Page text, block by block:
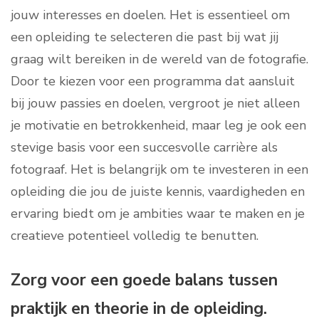
jouw interesses en doelen. Het is essentieel om
een opleiding te selecteren die past bij wat jij
graag wilt bereiken in de wereld van de fotografie.
Door te kiezen voor een programma dat aansluit
bij jouw passies en doelen, vergroot je niet alleen
je motivatie en betrokkenheid, maar leg je ook een
stevige basis voor een succesvolle carrière als
fotograaf. Het is belangrijk om te investeren in een
opleiding die jou de juiste kennis, vaardigheden en
ervaring biedt om je ambities waar te maken en je
creatieve potentieel volledig te benutten.
Zorg voor een goede balans tussen
praktijk en theorie in de opleiding.